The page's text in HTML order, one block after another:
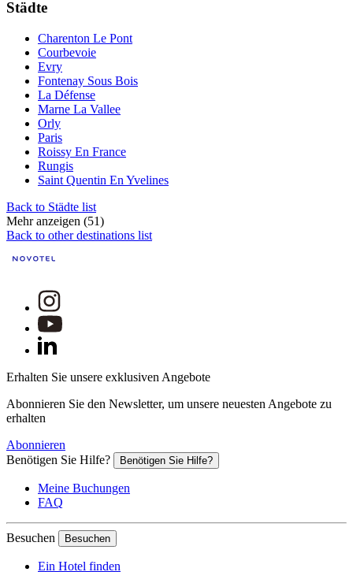
Städte
Charenton Le Pont
Courbevoie
Evry
Fontenay Sous Bois
La Défense
Marne La Vallee
Orly
Paris
Roissy En France
Rungis
Saint Quentin En Yvelines
Back to Städte list
Mehr anzeigen (51)
Back to other destinations list
Erhalten Sie unsere exklusiven Angebote
Abonnieren Sie den Newsletter, um unsere neuesten Angebote zu
erhalten
Abonnieren
Benötigen Sie Hilfe?
Benötigen Sie Hilfe?
Meine Buchungen
FAQ
Besuchen Besuchen
Ein Hotel finden